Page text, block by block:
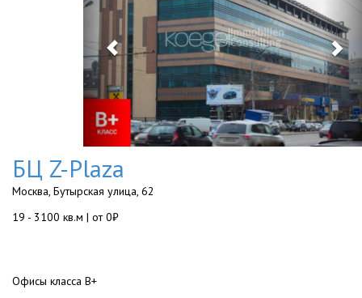
БЦ Z-Plaza
Москва, Бутырская улица, 62
19 - 3100 кв.м | от 0₽
Офисы класса B+